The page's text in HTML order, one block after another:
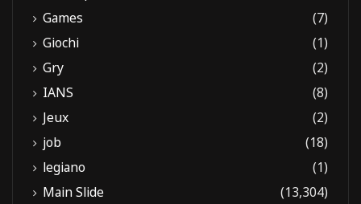
Games
(7)
Giochi
(1)
Gry
(2)
IANS
(8)
Jeux
(2)
job
(18)
legiano
(1)
Main Slide
(13,304)